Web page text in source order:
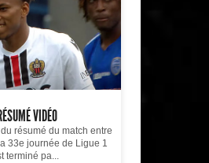
VIDÉO
résumé du match entre
33e journée de Ligue 1
terminé pa...